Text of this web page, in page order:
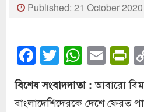
Published: 21 October 2020
Facebook
Twitter
বিশেষ সংবাদদাতা :আবারো
বাংলাদেশিদেরকে দেশে ফেরত